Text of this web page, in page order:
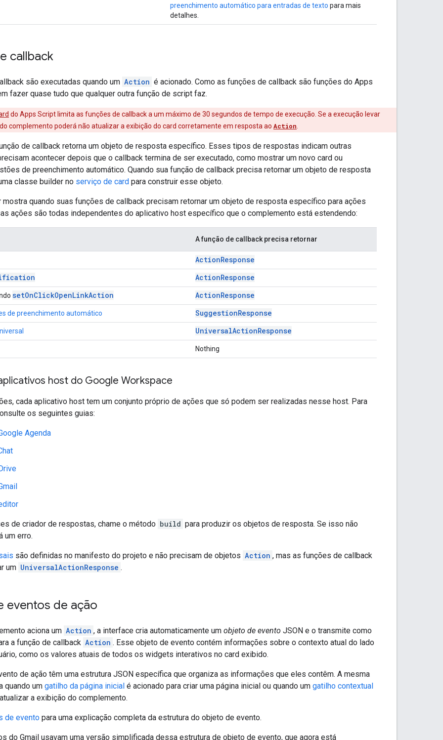
preenchimento automático para entradas de texto para mais
detalhes.
callback
são executadas quando um Action é acionado. Como as funções de callback são funções do Apps
fazer quase tudo que qualquer outra função de script faz.
do Apps Script limita as funções de callback a um máximo de 30 segundos de tempo de execução. Se a execução levar
complemento poderá não atualizar a exibição do card corretamente em resposta ao Action
de callback retorna um objeto de resposta específico. Esses tipos de respostas indicam outras
acontecer depois que o callback termina de ser executado, como mostrar um novo card ou
de preenchimento automático. Quando sua função de callback precisa retornar um objeto de resposta
classe builder no serviço de card para construir esse objeto.
mostra quando suas funções de callback precisam retornar um objeto de resposta específico para ações
ações são todas independentes do aplicativo host específico que o complemento está estendendo:
A função de callback precisa retornar
ActionResponse
ActionResponse
setOnClickOpenLinkAction ActionResponse
de preenchimento automático SuggestionResponse
UniversalActionResponse
Nothing
host do Google Workspace
cada aplicativo host tem um conjunto próprio de ações que só podem ser realizadas nesse host. Para
os seguintes guias:
Agenda
de criador de respostas, chame o método build para produzir os objetos de resposta. Se isso não
um erro.
são definidas no manifesto do projeto e não precisam de objetos Action , mas as funções de callback
um UniversalActionResponse .
eventos de ação
aciona um Action , a interface cria automaticamente um objeto de evento JSON e o transmite como
a função de callback Action . Esse objeto de evento contém informações sobre o contexto atual do lado
como os valores atuais de todos os widgets interativos no card exibido.
de ação têm uma estrutura JSON específica que organiza as informações que eles contêm. A mesma
quando um gatilho da página inicial é acionado para criar uma página inicial ou quando um gatilho contextual
atualizar a exibição do complemento.
de evento para uma explicação completa da estrutura do objeto de evento.
do Gmail usavam uma versão simplificada dessa estrutura de objeto de evento, que agora está